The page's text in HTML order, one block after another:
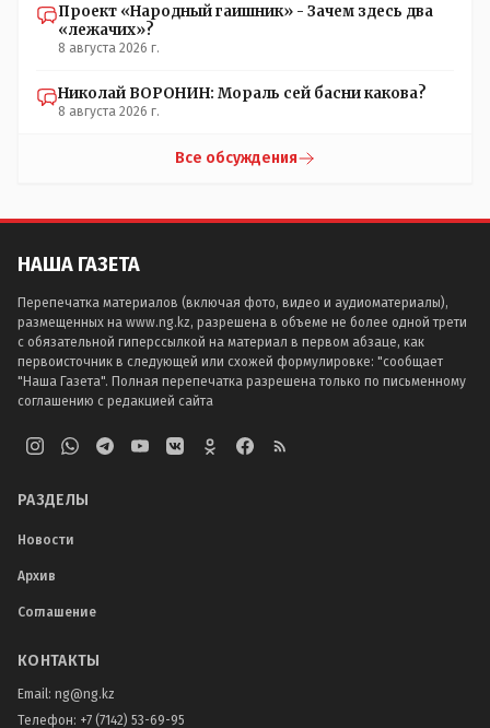
Проект «Народный гаишник» - Зачем здесь два
«лежачих»?
8 августа 2026 г.
Николай ВОРОНИН: Мораль сей басни какова?
8 августа 2026 г.
Все обсуждения
НАША ГАЗЕТА
Перепечатка материалов (включая фото, видео и аудиоматериалы),
размещенных на www.ng.kz, разрешена в объеме не более одной трети
с обязательной гиперссылкой на материал в первом абзаце, как
первоисточник в следующей или схожей формулировке: "сообщает
"Наша Газета". Полная перепечатка разрешена только по письменному
соглашению с редакцией сайта
РАЗДЕЛЫ
Новости
Архив
Соглашение
КОНТАКТЫ
Email: ng@ng.kz
Телефон: +7 (7142) 53-69-95